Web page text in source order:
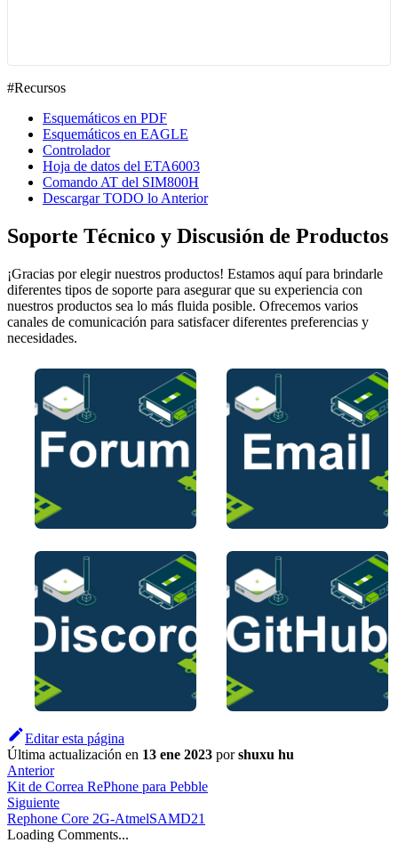
#Recursos
Esquemáticos en PDF
Esquemáticos en EAGLE
Controlador
Hoja de datos del ETA6003
Comando AT del SIM800H
Descargar TODO lo Anterior
Soporte Técnico y Discusión de Productos
¡Gracias por elegir nuestros productos! Estamos aquí para brindarle
diferentes tipos de soporte para asegurar que su experiencia con
nuestros productos sea lo más fluida posible. Ofrecemos varios
canales de comunicación para satisfacer diferentes preferencias y
necesidades.
Editar esta página
Última actualización en 13 ene 2023 porshuxu hu
Anterior
Kit de Correa RePhone para Pebble
Siguiente
Rephone Core 2G-AtmelSAMD21
Loading Comments...